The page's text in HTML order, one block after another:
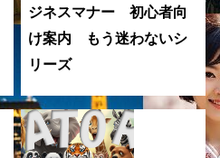
ジネスマナー 初心者向
け案内 もう迷わないシ
リーズ